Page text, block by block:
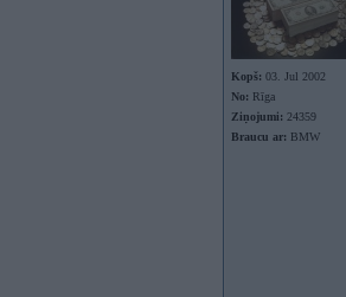
Kopš: 03. Jul 2002
No: Rīga
Ziņojumi: 24359
Braucu ar: BMW